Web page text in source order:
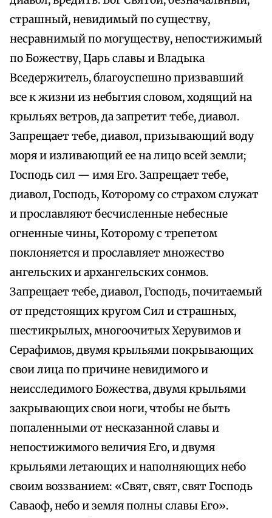
страшный, невидимый по существу,
несравнимый по могуществу, непостижимый
по Божеству, Царь славы и Владыка
Вседержитель, благоуспешно призвавший
все к жизни из небытия словом, ходящий на
крыльях ветров, да запретит тебе, диавол.
Запрещает тебе, диавол, призывающий воду
моря и изливающий ее на лицо всей земли;
Господь сил — имя Его. Запрещает тебе,
диавол, Господь, Которому со страхом служат
и прославляют бесчисленные небесные
огненные чины, Которому с трепетом
поклоняется и прославляет множество
ангельских и архангельских сонмов.
Запрещает тебе, диавол, Господь, почитаемый
от предстоящих кругом Сил и страшных,
шестикрылых, многоочитых Херувимов и
Серафимов, двумя крыльями покрывающих
свои лица по причине невидимого и
неисследимого Божества, двумя крыльями
закрывающих свои ноги, чтобы не быть
попаленными от несказанной славы и
непостижимого величия Его, и двумя
крыльями летающих и наполняющих небо
своим воззванием: «Свят, свят, свят Господь
Саваоф, небо и земля полны славы Его».